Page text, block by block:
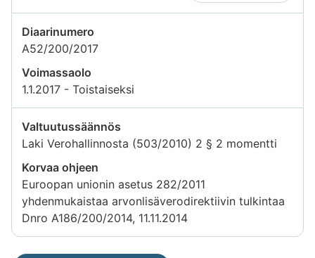
Diaarinumero
A52/200/2017
Voimassaolo
1.1.2017 - Toistaiseksi
Valtuutussäännös
Laki Verohallinnosta (503/2010) 2 § 2 momentti
Korvaa ohjeen
Euroopan unionin asetus 282/2011
yhdenmukaistaa arvonlisäverodirektiivin tulkintaa
Dnro A186/200/2014, 11.11.2014